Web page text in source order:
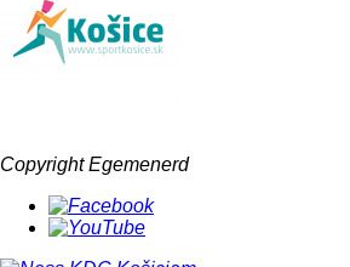
Copyright Egemenerd